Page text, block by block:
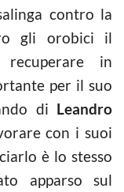
contro la
gli orobici il
recuperare in
per il suo
di Leandro
con i suoi
è lo stesso
apparso sul